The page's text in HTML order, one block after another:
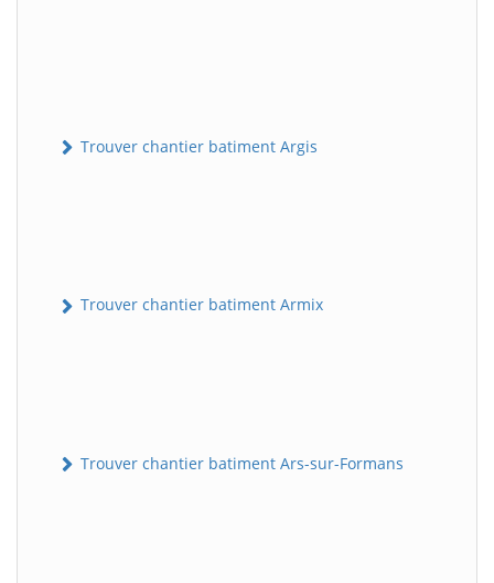
Trouver chantier batiment Argis
Trouver chantier batiment Armix
Trouver chantier batiment Ars-sur-Formans